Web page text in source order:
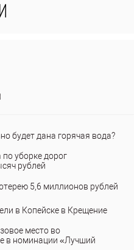
будет дана горячая вода?
уборке дорог
рублей
5,6 миллионов рублей
в Копейске в Крещение
место во
в номинации «Лучший